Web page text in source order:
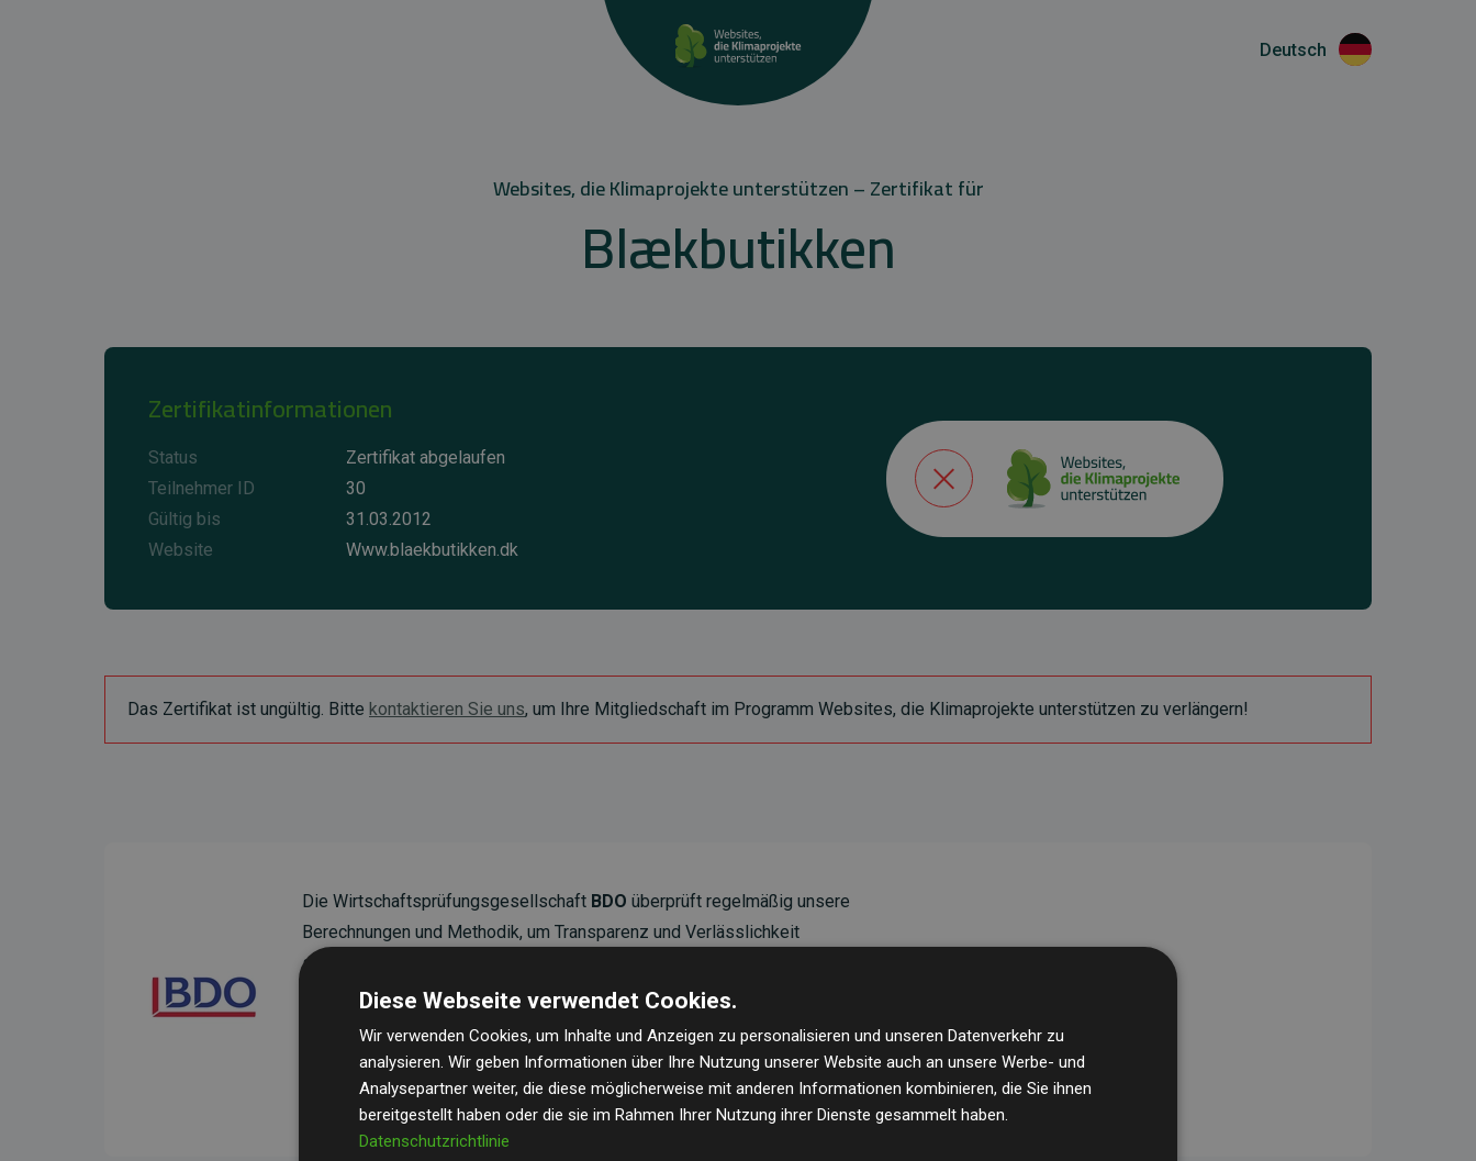
Deutsch
Websites, die Klimaprojekte unterstützen – Zertifikat für
Blækbutikken
Zertifikatinformationen
Status
Zertifikat abgelaufen
Teilnehmer ID
30
Gültig bis
31.03.2012
Website
Www.blaekbutikken.dk
Das Zertifikat ist ungültig. Bitte kontaktieren Sie uns, um Ihre Mitgliedschaft im Programm Websites, die Klimaprojekte unterstützen zu verlängern!
Die Wirtschaftsprüfungsgesellschaft BDO überprüft regelmäßig unsere
Berechnungen und Methodik, um Transparenz und Verlässlichkeit
sicherzustellen.
Ihre Prüfungen belegen, dass unsere Investitionen in Klimaschutzprojekte im
Durchschnitt200 % der geschätzten CO₂-Emissionender teilnehmenden
Websites kompensieren – ein klarer Nachweis für die messbare Klimawirkung
unseres Ansatzes.
Diese Webseite verwendet Cookies.
Wir verwenden Cookies, um Inhalte und Anzeigen zu personalisieren und unseren Datenverkehr zu
analysieren. Wir geben Informationen über Ihre Nutzung unserer Website auch an unsere Werbe- und
Analysepartner weiter, die diese möglicherweise mit anderen Informationen kombinieren, die Sie ihnen
bereitgestellt haben oder die sie im Rahmen Ihrer Nutzung ihrer Dienste gesammelt haben.
Datenschutzrichtlinie